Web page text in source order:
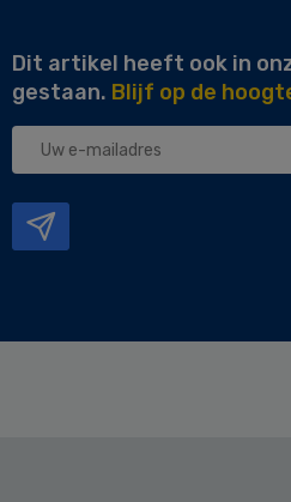
Dit artikel heeft ook in
gestaan. Blijf op de
Uw